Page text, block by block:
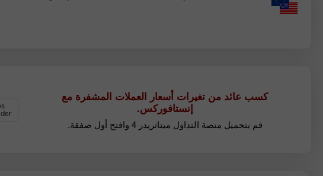
كسب عائد من تغيرات أسعار العملات المشفرة مع
إنستافوركس.
قم بتحميل منصة التداول ميتاتريدر 4 وافتح أول صفقة.